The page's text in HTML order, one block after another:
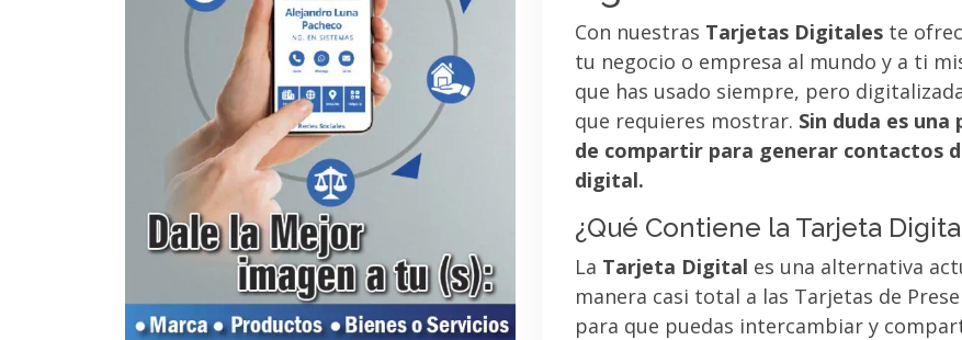
Con nuestras Tarjetas Digitales te
tu negocio o empresa al mundo y a ti
que has usado siempre, pero
que requieres mostrar. Sin duda es
de compartir para generar contactos
digital.
¿Qué Contiene la Tarjeta
La Tarjeta Digital es una alternativa
manera casi total a las Tarjetas de
para que puedas intercambiar y